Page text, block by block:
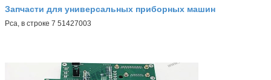
Запчасти для универсальных приборных машин
Pca, в строке 7 51427003